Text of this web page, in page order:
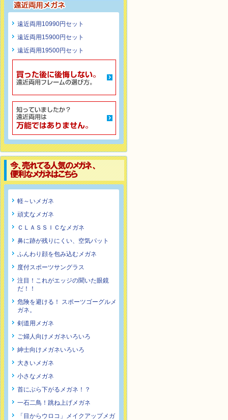
遠近両用10990円セット
遠近両用15900円セット
遠近両用19500円セット
軽～いメガネ
頑丈なメガネ
ＣＬＡＳＳＩＣなメガネ
鼻に跡が残りにくい、空気パット
ふんわり顔を包み込むメガネ
度付スポーツサングラス
注目！これがエッジの聞いた眼鏡
だ！！
危険を避ける！ スポーツゴーグルメ
ガネ。
剣道用メガネ
ご婦人向けメガネいろいろ
紳士向けメガネいろいろ
大きいメガネ
小さなメガネ
首にぶら下がるメガネ！？
一石二鳥！跳ね上げメガネ
「目からウロコ」メイクアップメガ